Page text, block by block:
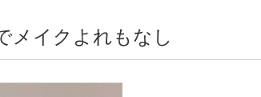
メイクよれもなし